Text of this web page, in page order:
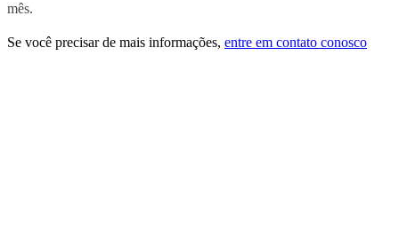
mês.
Se você precisar de mais informações, entre em contato conosco